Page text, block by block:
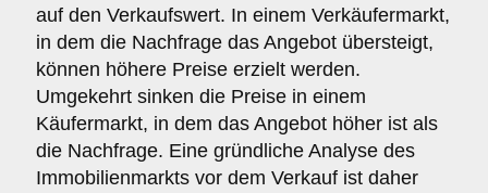
auf den Verkaufswert. In einem Verkäufermarkt,
in dem die Nachfrage das Angebot übersteigt,
können höhere Preise erzielt werden.
Umgekehrt sinken die Preise in einem
Käufermarkt, in dem das Angebot höher ist als
die Nachfrage. Eine gründliche Analyse des
Immobilienmarkts vor dem Verkauf ist daher